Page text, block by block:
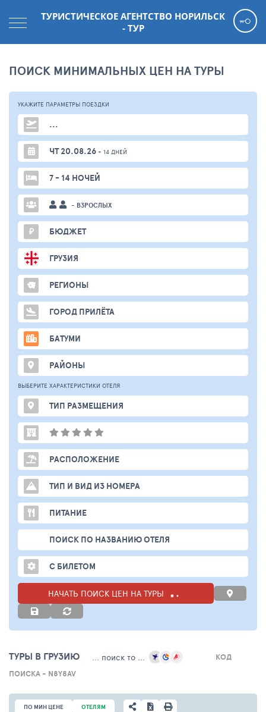
ТУРИСТИЧЕСКОЕ АГЕНТСТВО НОРИЛЬСК
- ТУР
ПОИСК МИНИМАЛЬНЫХ ЦЕН НА ТУРЫ
УКАЖИТЕ ПАРАМЕТРЫ ПОЕЗДКИ
...
ЧТ 20.08.26 + 14 ДНЕЙ
7 - 14 НОЧЕЙ
- ВЗРОСЛЫХ
₽ БЮДЖЕТ
ГРУЗИЯ
РЕГИОНЫ
ГОРОД ПРИЛЁТА
БАТУМИ
РАЙОНЫ
ВЫБЕРИТЕ ХАРАКТЕРИСТИКИ ОТЕЛЯ
ТИП РАЗМЕЩЕНИЯ
РАСПОЛОЖЕНИЕ
ТИП И ВИД ИЗ НОМЕРА
ПИТАНИЕ
ПОИСК ПО НАЗВАНИЮ ОТЕЛЯ
С БИЛЕТОМ
НАЧАТЬ ПОИСК ЦЕН НА ТУРЫ
ТУРЫ В ГРУЗИЮ ... поиск то ...
КОД
ПОИСКА - N8Y8AV
ПО МИН ЦЕНЕ ОТЕЛЯМ